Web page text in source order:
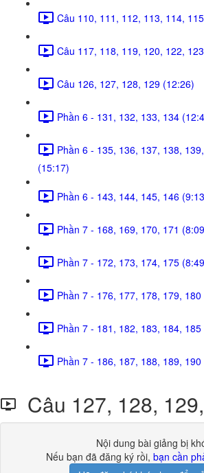
Câu 110, 111, 112, 113, 114,
Câu 117, 118, 119, 120, 122,
Câu 126, 127, 128, 129 (12:26)
Phần 6 - 131, 132, 133, 134
Phần 6 - 135, 136, 137, 138,
(15:17)
Phần 6 - 143, 144, 145, 146
Phần 7 - 168, 169, 170, 171
Phần 7 - 172, 173, 174, 175
Phần 7 - 176, 177, 178, 179,
Phần 7 - 181, 182, 183, 184,
Phần 7 - 186, 187, 188, 189, 190
Câu 127, 128,
Nội dung bài giảng bị
Nếu bạn đã đăng ký rồi, bạn cần